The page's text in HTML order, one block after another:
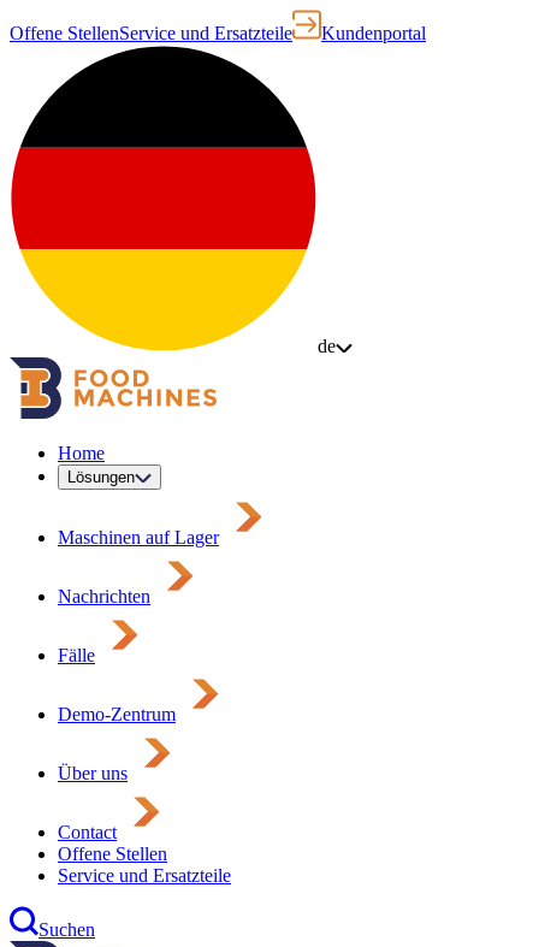
Offene StellenService und Ersatzteile Kundenportal
de
Home
Lösungen
Maschinen auf Lager
Nachrichten
Fälle
Demo-Zentrum
Über uns
Contact
Offene Stellen
Service und Ersatzteile
Suchen